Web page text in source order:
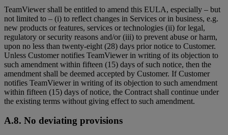
TeamViewer shall be entitled to amend this EULA, especially – but
not limited to – (i) to reflect changes in Services or in business, e.g.
new products or features, services or technologies (ii) for legal,
regulatory or security reasons and/or (iii) to prevent abuse or harm,
upon no less than twenty-eight (28) days prior notice to Customer.
Unless Customer notifies TeamViewer in writing of its objection to
such amendment within fifteen (15) days of such notice, then the
amendment shall be deemed accepted by Customer. If Customer
notifies TeamViewer in writing of its objection to such amendment
within fifteen (15) days of notice, the Contract shall continue under
the existing terms without giving effect to such amendment.
A.8. No deviating provisions